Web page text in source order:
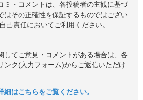
ミ・コメントは、各投稿者の主観に基づ
はその正確性を保証するものではござい
己責任においてご利用ください。
してご意見・コメントがある場合は、各
ンク(入力フォーム)からご返信いただけ
はこちらをご覧ください。